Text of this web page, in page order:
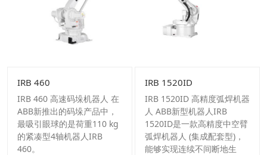
IRB 460
IRB 460 高速码垛机器人 在
ABB新推出的码垛产品中，
最吸引眼球的是荷重110 kg
的紧凑型4轴机器人IRB
460。
IRB 1520ID
IRB 1520ID 高精度弧焊机器
人 ABB新型机器人IRB
1520ID是一款高精度中空臂
弧焊机器人 (集成配套型)，
能够实现连续不间断地生